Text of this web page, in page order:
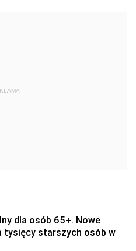
dla osób 65+. Nowe
tysięcy starszych osób w